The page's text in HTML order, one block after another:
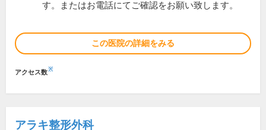
す。またはお電話にてご確認をお願い致します。
この医院の詳細をみる
アクセス数※
アラキ整形外科